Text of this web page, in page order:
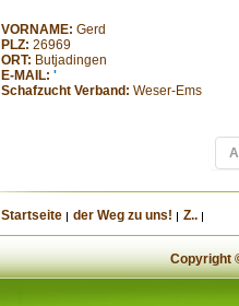
VORNAME: Gerd
PLZ: 26969
ORT: Butjadingen
E-MAIL: '
Schafzucht Verband: Weser-Ems
Startseite der Weg zu uns! Z..
Copyright